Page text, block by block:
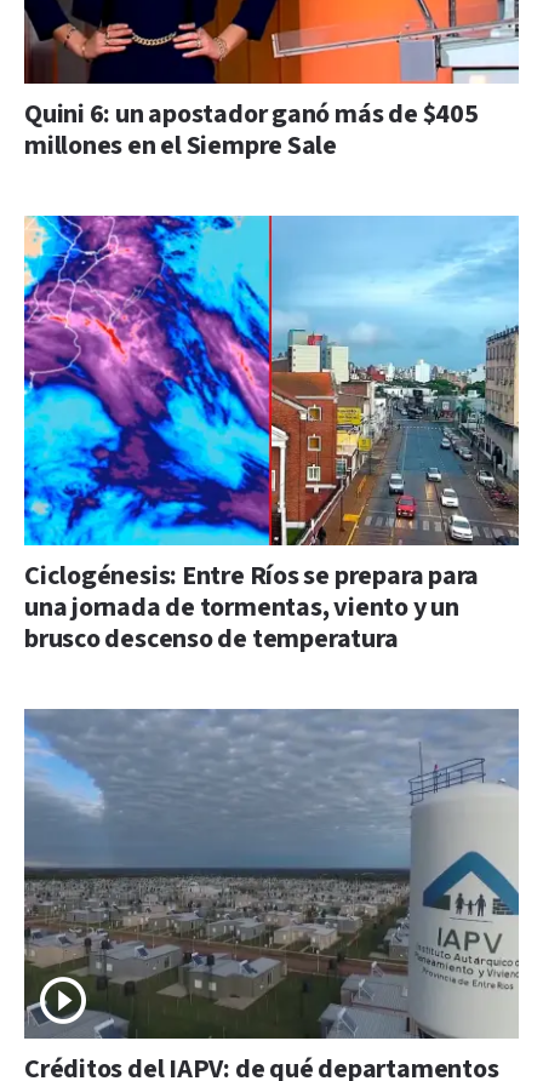
Quini 6: un apostador ganó más de $405
millones en el Siempre Sale
Ciclogénesis: Entre Ríos se prepara para
una jornada de tormentas, viento y un
brusco descenso de temperatura
Créditos del IAPV: de qué departamentos